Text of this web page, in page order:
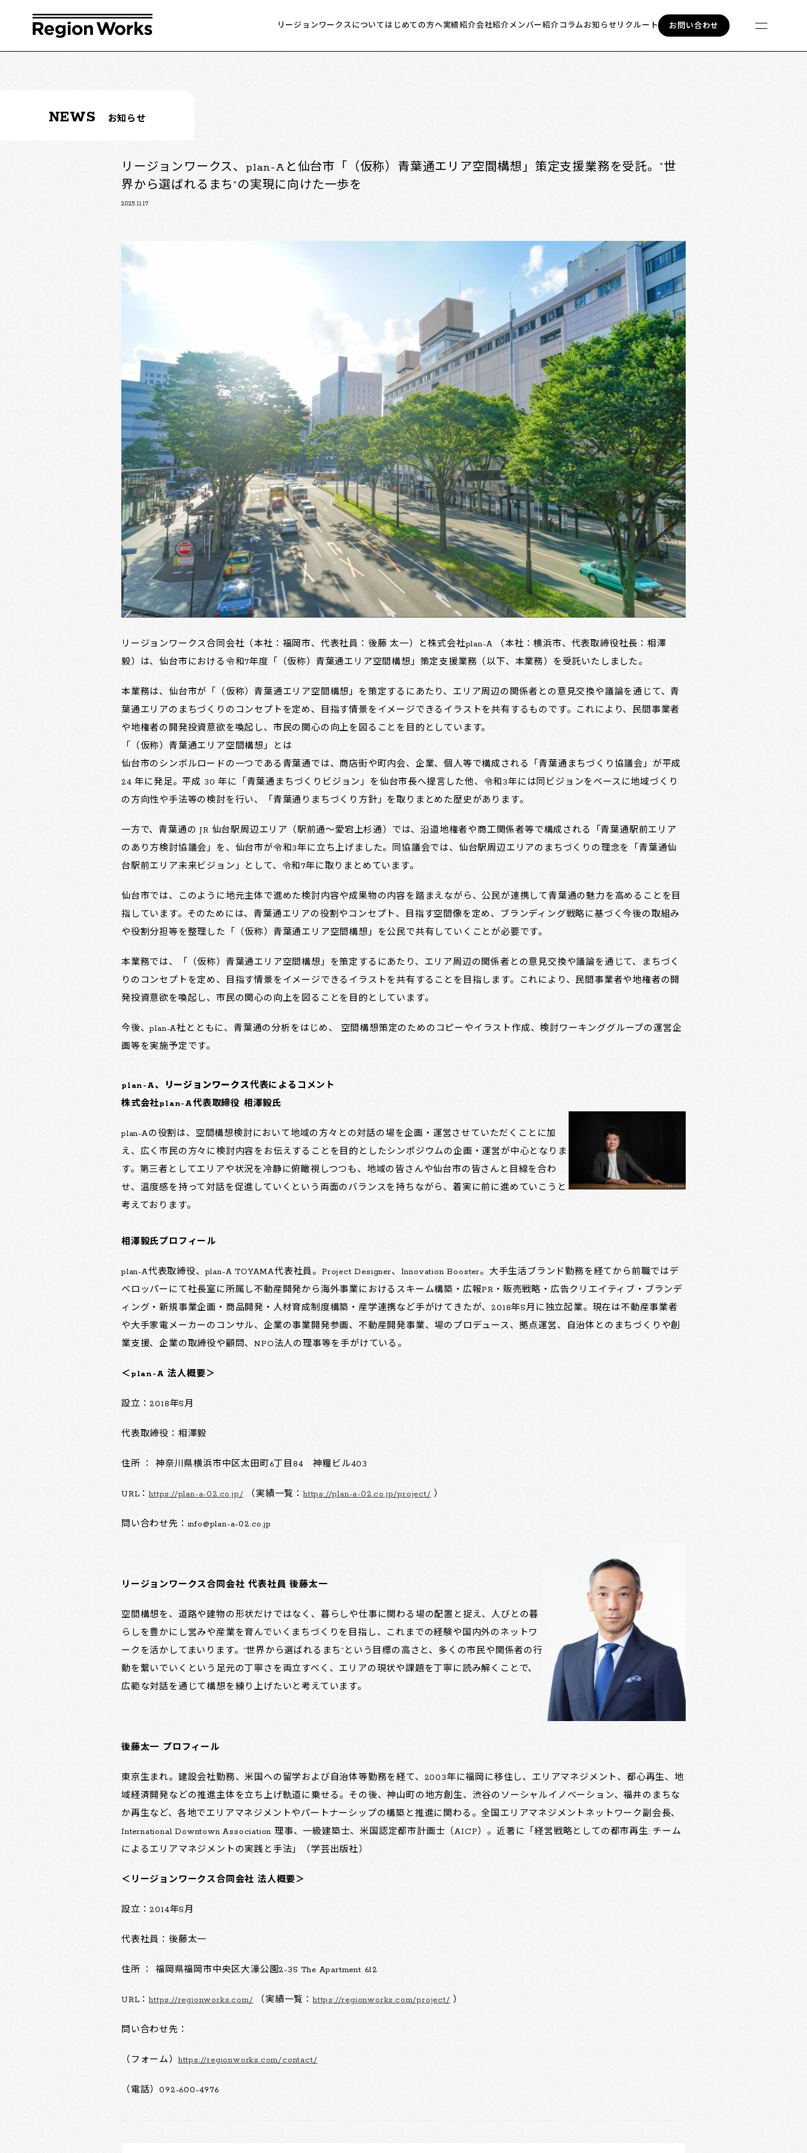
リージョンワークスについて はじめての方へ実績紹介会社紹介メンバー紹介 コラムお知らせ リクルート お問い合わせ
NEWS お知らせ
リージョンワークス、plan-Aと仙台市「（仮称）青葉通エリア空間構想」策定支援業務を受託。“世
界から選ばれるまち”の実現に向けた一歩を
2025.11.17
リージョンワークス合同会社（本社：福岡市、代表社員：後藤 太一）と株式会社plan-A （本社：横浜市、代表取締役社長：相澤
毅）は、仙台市における令和7年度「（仮称）青葉通エリア空間構想」策定支援業務（以下、本業務）を受託いたしました。
本業務は、仙台市が「（仮称）青葉通エリア空間構想」を策定するにあたり、エリア周辺の関係者との意見交換や議論を通じて、青
葉通エリアのまちづくりのコンセプトを定め、目指す情景をイメージできるイラストを共有するものです。これにより、民間事業者
や地権者の開発投資意欲を喚起し、市民の関心の向上を図ることを目的としています。
「（仮称）青葉通エリア空間構想」とは
仙台市のシンボルロードの一つである青葉通では、商店街や町内会、企業、個人等で構成される「青葉通まちづくり協議会」が平成
24 年に発足。平成 30 年に「青葉通まちづくりビジョン」を仙台市長へ提言した他、令和3年には同ビジョンをベースに地域づくり
の方向性や手法等の検討を行い、「青葉通りまちづくり方針」を取りまとめた歴史があります。
一方で、青葉通の JR 仙台駅周辺エリア（駅前通～愛宕上杉通）では、沿道地権者や商工関係者等で構成される「青葉通駅前エリア
のあり方検討協議会」を、仙台市が令和3年に立ち上げました。同協議会では、仙台駅周辺エリアのまちづくりの理念を「青葉通仙
台駅前エリア未来ビジョン」として、令和7年に取りまとめています。
仙台市では、このように地元主体で進めた検討内容や成果物の内容を踏まえながら、公民が連携して青葉通の魅力を高めることを目
指しています。そのためには、青葉通エリアの役割やコンセプト、目指す空間像を定め、ブランディング戦略に基づく今後の取組み
や役割分担等を整理した「（仮称）青葉通エリア空間構想」を公民で共有していくことが必要です。
本業務では、「（仮称）青葉通エリア空間構想」を策定するにあたり、エリア周辺の関係者との意見交換や議論を通じて、まちづく
りのコンセプトを定め、目指す情景をイメージできるイラストを共有することを目指します。これにより、民間事業者や地権者の開
発投資意欲を喚起し、市民の関心の向上を図ることを目的としています。
今後、plan-A社とともに、⻘葉通の分析をはじめ、 空間構想策定のためのコピーやイラスト作成、検討ワーキンググループの運営企
画等を実施予定です。
plan-A、リージョンワークス代表によるコメント
株式会社plan-A代表取締役 相澤毅氏
plan-Aの役割は、空間構想検討において地域の方々との対話の場を企画・運営させていただくことに加
え、広く市民の方々に検討内容をお伝えすることを目的としたシンポジウムの企画・運営が中心となりま
す。第三者としてエリアや状況を冷静に俯瞰視しつつも、地域の皆さんや仙台市の皆さんと目線を合わ
せ、温度感を持って対話を促進していくという両面のバランスを持ちながら、着実に前に進めていこうと
考えております。
相澤毅氏プロフィール
plan-A代表取締役、plan-A TOYAMA代表社員。Project Designer、Innovation Booster。大手生活ブランド勤務を経てから前職ではデ
ベロッパーにて社長室に所属し不動産開発から海外事業におけるスキーム構築・広報PR・販売戦略・広告クリエイティブ・ブランデ
ィング・新規事業企画・商品開発・人材育成制度構築・産学連携など手がけてきたが、2018年5月に独立起業。現在は不動産事業者
や大手家電メーカーのコンサル、企業の事業開発参画、不動産開発事業、場のプロデュース、拠点運営、自治体とのまちづくりや創
業支援、企業の取締役や顧問、NPO法人の理事等を手がけている。
＜plan-A 法人概要＞
設立：2018年5月
代表取締役：相澤毅
住所 ： 神奈川県横浜市中区太田町6丁目84 神糧ビル403
URL：https://plan-a-02.co.jp/ （実績一覧：https://plan-a-02.co.jp/project/ ）
問い合わせ先：info@plan-a-02.co.jp
リージョンワークス合同会社 代表社員 後藤太一
空間構想を、道路や建物の形状だけではなく、暮らしや仕事に関わる場の配置と捉え、人びとの暮
らしを豊かにし営みや産業を育んでいくまちづくりを目指し、これまでの経験や国内外のネットワ
ークを活かしてまいります。”世界から選ばれるまち”という目標の高さと、多くの市民や関係者の行
動を繋いでいくという足元の丁寧さを両立すべく、エリアの現状や課題を丁寧に読み解くことで、
広範な対話を通じて構想を練り上げたいと考えています。
後藤太一 プロフィール
東京生まれ。建設会社勤務、米国への留学および自治体等勤務を経て、2003年に福岡に移住し、エリアマネジメント、都心再生、地
域経済開発などの推進主体を立ち上げ軌道に乗せる。その後、神山町の地方創生、渋谷のソーシャルイノベーション、福井のまちな
か再生など、各地でエリアマネジメントやパートナーシップの構築と推進に関わる。全国エリアマネジメントネットワーク副会長、
International Downtown Association 理事、一級建築士、米国認定都市計画士（AICP）。近著に「経営戦略としての都市再生: チーム
によるエリアマネジメントの実践と手法」（学芸出版社）
＜リージョンワークス合同会社 法人概要＞
設立：2014年5月
代表社員：後藤太一
住所 ： 福岡県福岡市中央区大濠公園2-35 The Apartment 612
URL：https://regionworks.com/ （実績一覧：https://regionworks.com/project/ ）
問い合わせ先：
（フォーム）https://regionworks.com/contact/
（電話）092-600-4976